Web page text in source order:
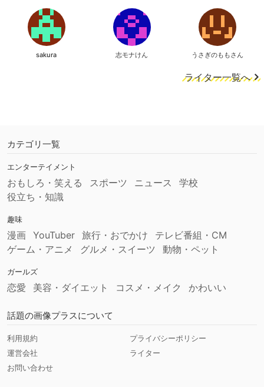
sakura 志モナけん うさぎのももさん
ライター一覧へ
カテゴリ一覧
エンターテイメント
おもしろ・笑える スポーツ ニュース
学校
役立ち・知識
趣味
漫画 YouTuber 旅行・おでかけ
テレビ番組・CM
ゲーム・アニメ
グルメ・スイーツ 動物・ペット
ガールズ
恋愛 美容・ダイエット コスメ・メイク かわいい
話題の画像プラスについて
利用規約
プライバシーポリシー
運営会社
ライター
お問い合わせ